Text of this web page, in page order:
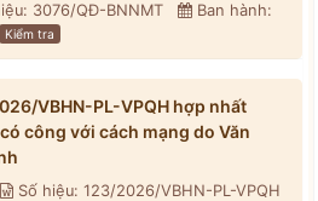
3076/QĐ-BNNMT
Ban hành:
Kiểm tra
VBHN-PL-VPQH hợp nhất
công với cách mạng do Văn
Số hiệu: 123/2026/VBHN-PL-VPQH